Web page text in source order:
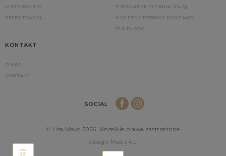
MOJE KONTO
REJESTRACJA
POPULARNE PYTANIA (FAQ)
KOSZTY I TERMINY DOSTAWY
PŁATNOŚCI
KONTAKT
O NAS
KONTAKT
SOCIAL
© Lisa Mayo 2026. Wszelkie prawa zastrzeżone
design Media4U